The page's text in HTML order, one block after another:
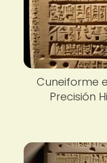
Cuneiforme
Precisión